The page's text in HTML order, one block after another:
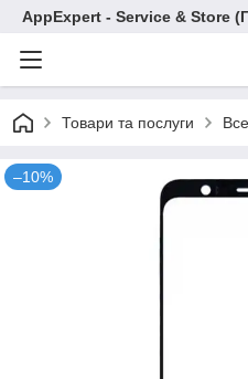
AppExpert - Service & Store
Товари та послуги
–10%